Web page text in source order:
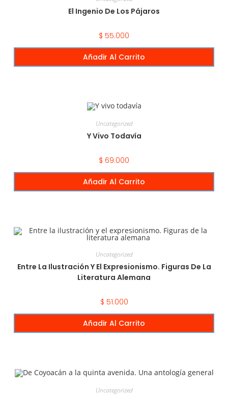
El Ingenio De Los Pájaros
$ 55.000
Añadir Al Carrito
Uncategorized
Y Vivo Todavía
$ 69.000
Añadir Al Carrito
Uncategorized
Entre La Ilustración Y El Expresionismo. Figuras De La
Literatura Alemana
$ 51.000
Añadir Al Carrito
Uncategorized